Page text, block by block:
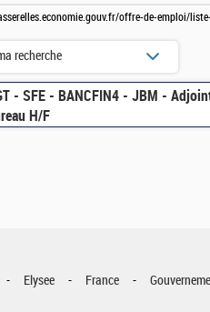
offre-de-emploi/
- SFE - BANCFIN4 - JBM -
H/F
recherche
Elysee France